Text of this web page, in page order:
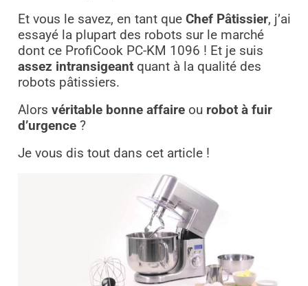
Et vous le savez, en tant que Chef Pâtissier, j’ai
essayé la plupart des robots sur le marché
dont ce ProfiCook PC-KM 1096 ! Et je suis
assez intransigeantquant à la qualité des
robots pâtissiers.
Alors véritable bonne affaireou robot à fuir
d’urgence?
Je vous dis tout dans cet article !